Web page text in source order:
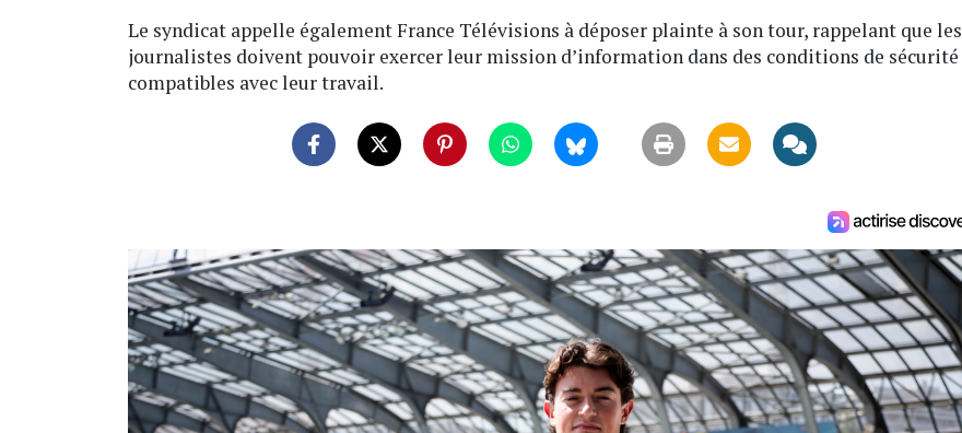
Le syndicat appelle également France Télévisions à déposer plainte à son tour, rappelant que les
journalistes doivent pouvoir exercer leur mission d’information dans des conditions de sécurité
compatibles avec leur travail.